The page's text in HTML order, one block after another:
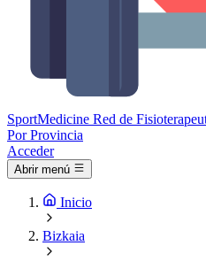
SportMedicine Red de
Por Provincia
Acceder
Abrir menú
Inicio
Bizkaia